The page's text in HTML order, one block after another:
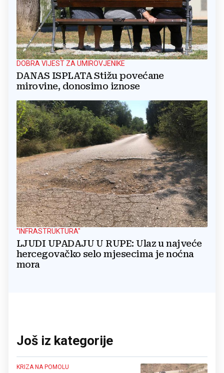
DOBRA VIJEST ZA UMIROVJENIKE
DANAS ISPLATA Stižu povećane
mirovine, donosimo iznose
"INFRASTRUKTURA"
LJUDI UPADAJU U RUPE: Ulaz u najveće
hercegovačko selo mjesecima je noćna
mora
Još iz kategorije
KRIZA NA POMOLU